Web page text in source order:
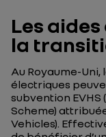
Les
la
Au Royaume-
électriques
subvention
Scheme)
Vehicles).